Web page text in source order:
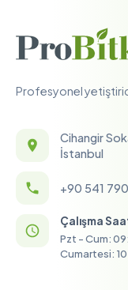
Profesyonel
Cihangir
İstanbul
+90 541
Çalışma
Pzt - Cum:
Cumartesi: